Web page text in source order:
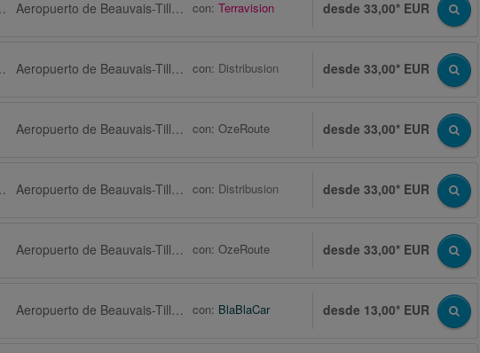
la-Vallée Aeropuerto de Beauvais-Tillé (BVA) con: Terravision desde 33,00* EUR
la-Vallée Aeropuerto de Beauvais-Tillé (BVA) via Tillé con: Distribusion desde 33,00* EUR
Aeropuerto de Beauvais-Tillé (BVA) con: OzeRoute desde 33,00* EUR
la-Vallée Aeropuerto de Beauvais-Tillé (BVA) via Tillé con: Distribusion desde 33,00* EUR
Aeropuerto de Beauvais-Tillé (BVA) con: OzeRoute desde 33,00* EUR
Aeropuerto de Beauvais-Tillé (BVA) via Allonne con: BlaBlaCar desde 13,00* EUR